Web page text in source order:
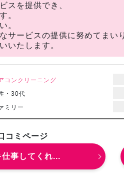
スを提供でき、
。
。
サービスの提供に努めてまい
いたします。
コンクリーニング
・30代
ミリー
コミページ
仕事してくれ...